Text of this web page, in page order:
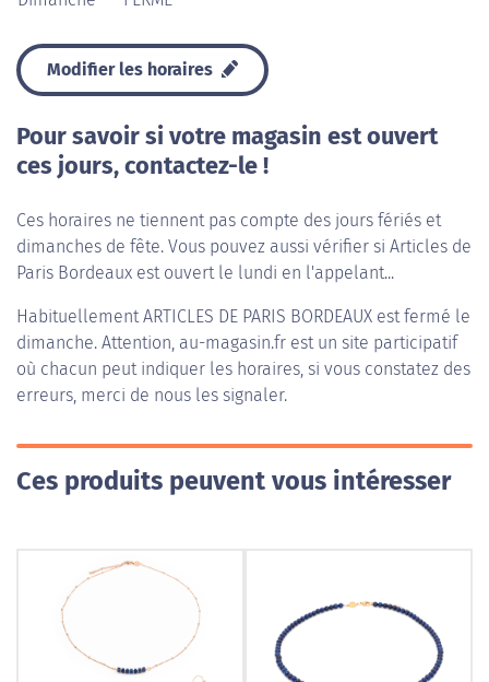
Modifier les horaires
Pour savoir si votre magasin est ouvert
ces jours, contactez-le !
Ces horaires ne tiennent pas compte des jours fériés et
dimanches de fête. Vous pouvez aussi vérifier si Articles de
Paris Bordeaux est ouvert le lundi en l'appelant...
HabituellementARTICLES DE PARIS BORDEAUX est fermé le
dimanche. Attention, au-magasin.fr est un site participatif
où chacun peut indiquer les horaires, si vous constatez des
erreurs, merci de nous les signaler.
Ces produits peuvent vous intéresser